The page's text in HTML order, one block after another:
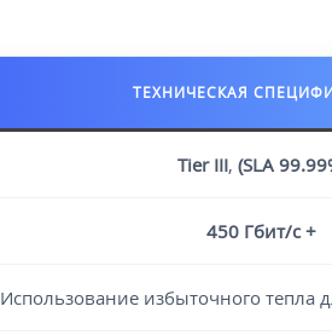
ТЕХНИЧЕСКАЯ
Tier III, (SLA
450 Гбит/с +
Использование избыточного тепла